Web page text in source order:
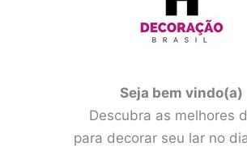
Seja bem vindo(a)
Descubra as melhores
para decorar seu lar no